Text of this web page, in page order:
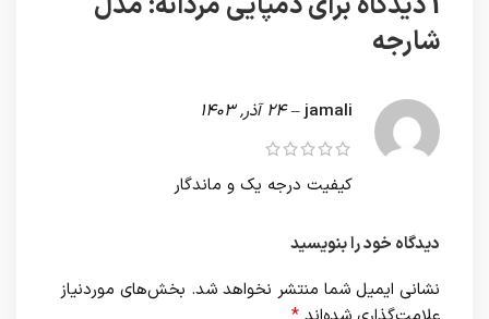
شارجه
jamali
– 24 آذر, 1403
کیفیت درجه یک و ماندگار
دیدگاه خود را بنویسید
نشانی ایمیل شما منتشر نخواهد شد. بخش‌های موردنیاز